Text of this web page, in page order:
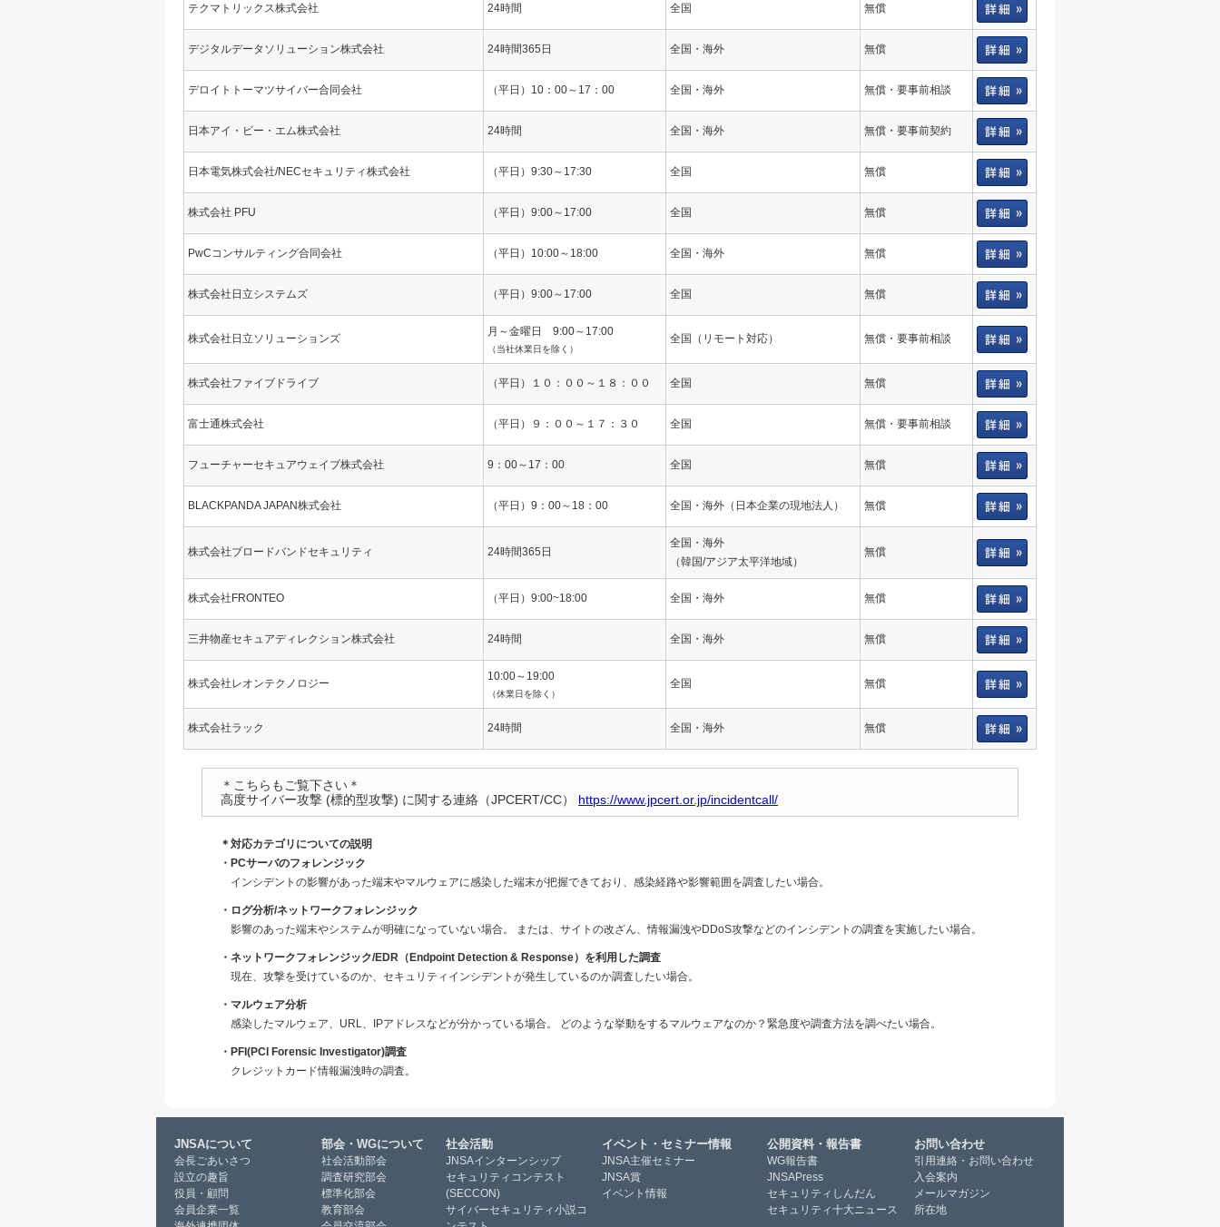
テクマトリックス株式会社 24時間 全国 無償
デジタルデータソリューション株式会社 24時間365日 全国・海外 無償
デロイトトーマツサイバー合同会社 （平日）10：00～17：00 全国・海外 無償・要事前相談
日本アイ・ビー・エム株式会社 24時間 全国・海外 無償・要事前契約
日本電気株式会社/NECセキュリティ株式会社 （平日）9:30～17:30 全国 無償
株式会社 PFU （平日）9:00～17:00 全国 無償
PwCコンサルティング合同会社 （平日）10:00～18:00 全国・海外 無償
株式会社日立システムズ （平日）9:00～17:00 全国 無償
株式会社日立ソリューションズ
月～金曜日 9:00～17:00
（当社休業日を除く）
全国（リモート対応） 無償・要事前相談
株式会社ファイブドライブ （平日）１０：００～１８：００ 全国 無償
富士通株式会社 （平日）９：００～１７：３０ 全国 無償・要事前相談
フューチャーセキュアウェイブ株式会社 9：00～17：00 全国 無償
BLACKPANDA JAPAN株式会社 （平日）9：00～18：00 全国・海外（日本企業の現地法人） 無償
株式会社ブロードバンドセキュリティ 24時間365日
全国・海外
（韓国/アジア太平洋地域）
無償
株式会社FRONTEO （平日）9:00~18:00 全国・海外 無償
三井物産セキュアディレクション株式会社 24時間 全国・海外 無償
株式会社レオンテクノロジー
10:00～19:00
（休業日を除く）
全国 無償
株式会社ラック 24時間 全国・海外 無償
＊こちらもご覧下さい＊
高度サイバー攻撃 (標的型攻撃) に関する連絡（JPCERT/CC） https://www.jpcert.or.jp/incidentcall/
＊対応カテゴリについての説明
・PCサーバのフォレンジック
インシデントの影響があった端末やマルウェアに感染した端末が把握できており、感染経路や影響範囲を調査したい場合。
・ログ分析/ネットワークフォレンジック
影響のあった端末やシステムが明確になっていない場合。 または、サイトの改ざん、情報漏洩やDDoS攻撃などのインシデントの調査を実施したい場合。
・ネットワークフォレンジック/EDR（Endpoint Detection & Response）を利用した調査
現在、攻撃を受けているのか、セキュリティインシデントが発生しているのか調査したい場合。
・マルウェア分析
感染したマルウェア、URL、IPアドレスなどが分かっている場合。 どのような挙動をするマルウェアなのか？緊急度や調査方法を調べたい場合。
・PFI(PCI Forensic Investigator)調査
クレジットカード情報漏洩時の調査。
JNSAについて
会長ごあいさつ
設立の趣旨
役員・顧問
会員企業一覧
部会・WGについて
社会活動部会
調査研究部会
標準化部会
教育部会
社会活動
JNSAインターンシップ
セキュリティコンテスト
(SECCON)
サイバーセキュリティ小説コ
イベント・セミナー情報
JNSA主催セミナー
JNSA賞
イベント情報
公開資料・報告書
WG報告書
JNSAPress
セキュリティしんだん
セキュリティ十大ニュース
お問い合わせ
引用連絡・お問い合わせ
入会案内
メールマガジン
所在地